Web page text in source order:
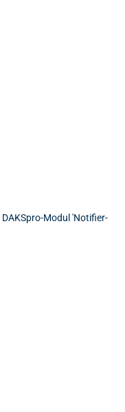
Modul 'Notifier-